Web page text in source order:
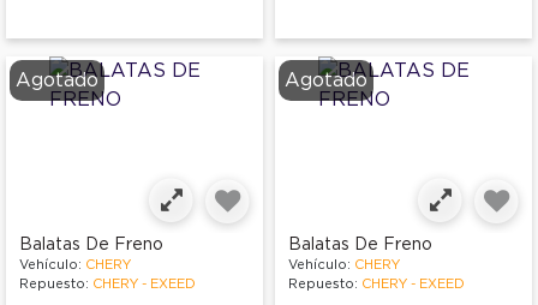
Agotado
Balatas De Freno
Vehículo: CHERY
Repuesto: CHERY - EXEED
Agotado
Balatas De Freno
Vehículo: CHERY
Repuesto: CHERY - EXEED